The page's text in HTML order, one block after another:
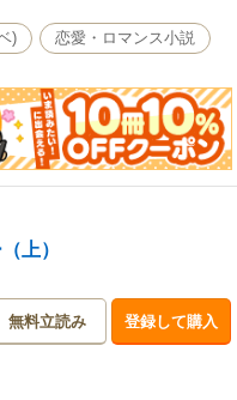
) 恋愛・ロマンス小説
上）
無料立読み 登録して購入